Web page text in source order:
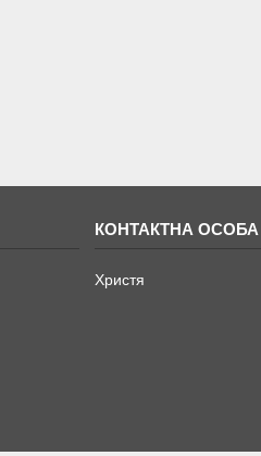
Христя